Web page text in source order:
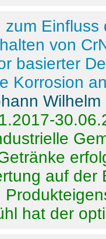
zum
von
basierter
Korrosion
auf der
hat der